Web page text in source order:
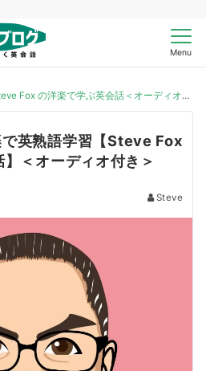
Menu
Fox の洋楽で学ぶ英会話＜オーディオ付き＞
英熟語学習【Steve Fox
＜オーディオ付き＞
Steve